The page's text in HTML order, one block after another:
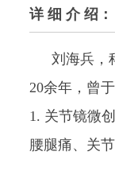
详 细 介 绍：
刘海兵，
20余年，曾
1. 关节镜微
腰腿痛、关